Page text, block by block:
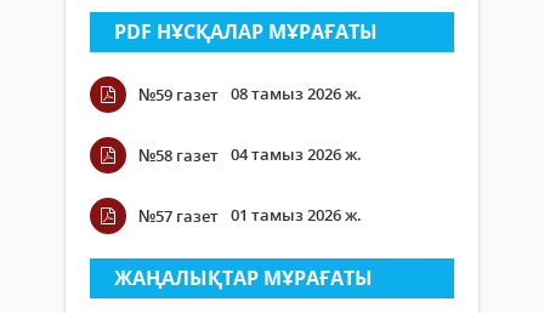
PDF НҰСҚАЛАР МҰРАҒАТЫ
№59 газет 08 тамыз 2026 ж.
№58 газет 04 тамыз 2026 ж.
№57 газет 01 тамыз 2026 ж.
ЖАҢАЛЫҚТАР МҰРАҒАТЫ